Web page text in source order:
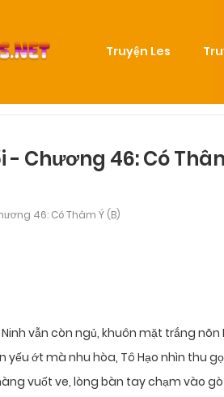
Truyện Les
- Chương 46: Có
46: Có Thâm Ý (B)
Ninh vẫn còn ngủ, khuôn mặt trắng
yếu ớt mà nhu hòa, Tô Hạo nhìn thu
vuốt ve, lòng bàn tay chạm vào